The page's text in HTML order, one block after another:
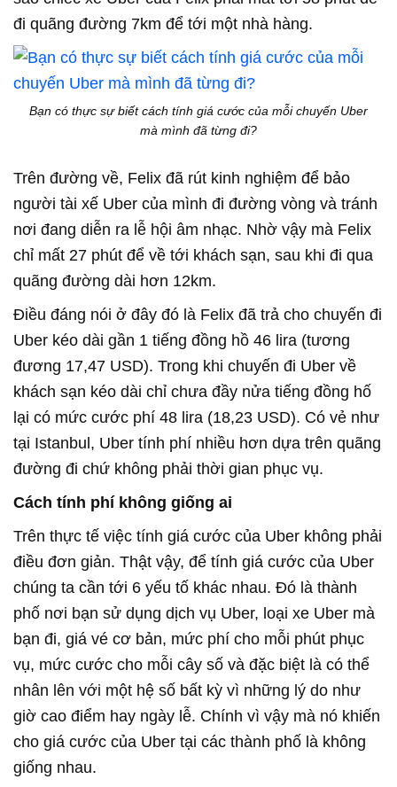
đi quãng đường 7km để tới một nhà hàng.
Bạn có thực sự biết cách tính giá cước của mỗi chuyến Uber
mà mình đã từng đi?
Trên đường về, Felix đã rút kinh nghiệm để bảo
người tài xế Uber của mình đi đường vòng và tránh
nơi đang diễn ra lễ hội âm nhạc. Nhờ vậy mà Felix
chỉ mất 27 phút để về tới khách sạn, sau khi đi qua
quãng đường dài hơn 12km.
Điều đáng nói ở đây đó là Felix đã trả cho chuyến đi
Uber kéo dài gần 1 tiếng đồng hồ 46 lira (tương
đương 17,47 USD). Trong khi chuyến đi Uber về
khách sạn kéo dài chỉ chưa đầy nửa tiếng đồng hố
lại có mức cước phí 48 lira (18,23 USD). Có vẻ như
tại Istanbul, Uber tính phí nhiều hơn dựa trên quãng
đường đi chứ không phải thời gian phục vụ.
Cách tính phí không giống ai
Trên thực tế việc tính giá cước của Uber không phải
điều đơn giản. Thật vậy, để tính giá cước của Uber
chúng ta cần tới 6 yếu tố khác nhau. Đó là thành
phố nơi bạn sử dụng dịch vụ Uber, loại xe Uber mà
bạn đi, giá vé cơ bản, mức phí cho mỗi phút phục
vụ, mức cước cho mỗi cây số và đặc biệt là có thể
nhân lên với một hệ số bất kỳ vì những lý do như
giờ cao điểm hay ngày lễ. Chính vì vậy mà nó khiến
cho giá cước của Uber tại các thành phố là không
giống nhau.